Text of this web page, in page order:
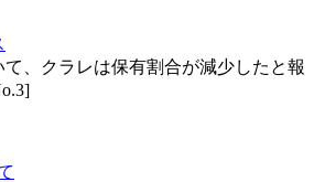
て、クラレは保有割合が減少したと報